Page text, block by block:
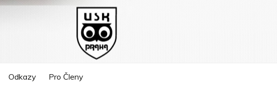
Odkazy Pro Členy